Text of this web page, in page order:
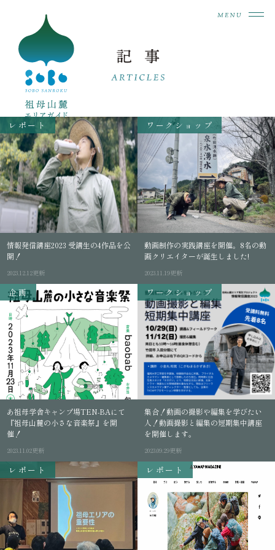
レポート
情報発信講座2023 受講生の4作品を公
開！
2023.12.12更新
ワークショップ
動画制作の実践講座を開催。8名の動
画クリエイターが誕生しました!
2023.11.19更新
企画
あ祖母学舎キャンプ場TEN-BAにて
『祖母山麓の小さな音楽祭』を開
催！
2023.11.02更新
ワークショップ
集合！動画の撮影や編集を学びたい
人！動画撮影と編集の短期集中講座
を開催します。
2023.09.29更新
レポート レポート